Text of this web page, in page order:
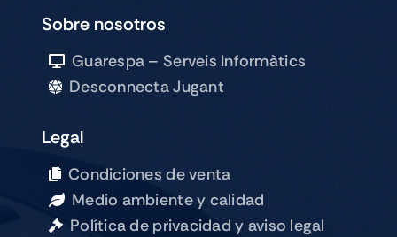
Sobre nosotros
Guarespa – Serveis Informàtics
Desconnecta Jugant
Legal
Condiciones de venta
Medio ambiente y calidad
Política de privacidad y aviso legal